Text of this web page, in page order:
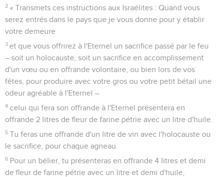
2 « Transmets ces instructions aux Israélites : Quand vous
serez entrés dans le pays que je vous donne pour y établir
votre demeure
3 et que vous offrirez à l'Eternel un sacrifice passé par le feu
– soit un holocauste, soit un sacrifice en accomplissement
d'un vœu ou en offrande volontaire, ou bien lors de vos
fêtes, pour produire avec votre gros ou votre petit bétail une
odeur agréable à l'Eternel –
4 celui qui fera son offrande à l'Eternel présentera en
offrande 2 litres de fleur de farine pétrie avec un litre d'huile.
5 Tu feras une offrande d'un litre de vin avec l'holocauste ou
le sacrifice, pour chaque agneau.
6 Pour un bélier, tu présenteras en offrande 4 litres et demi
de fleur de farine pétrie avec un litre et demi d'huile,